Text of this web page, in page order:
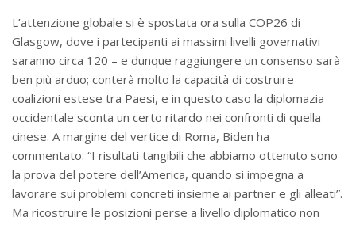
L’attenzione globale si è spostata ora sulla COP26 di
Glasgow, dove i partecipanti ai massimi livelli governativi
saranno circa 120 – e dunque raggiungere un consenso sarà
ben più arduo; conterà molto la capacità di costruire
coalizioni estese tra Paesi, e in questo caso la diplomazia
occidentale sconta un certo ritardo nei confronti di quella
cinese. A margine del vertice di Roma, Biden ha
commentato: “I risultati tangibili che abbiamo ottenuto sono
la prova del potere dell’America, quando si impegna a
lavorare sui problemi concreti insieme ai partner e gli alleati”.
Ma ricostruire le posizioni perse a livello diplomatico non